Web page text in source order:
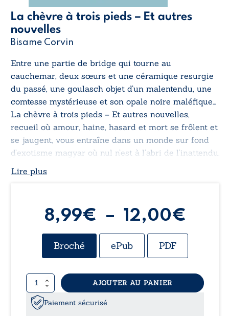
La chèvre à trois pieds – Et autres
nouvelles
Bisame Corvin
Entre une partie de bridge qui tourne au
cauchemar, deux sœurs et une céramique resurgie
du passé, une goulasch objet d’un malentendu, une
comtesse mystérieuse et son opale noire maléfique…
La chèvre à trois pieds – Et autres nouvelles,
recueil où amour, haine, hasard et mort se frôlent et
se jaugent, vous entraîne dans un monde sur fond
d’exotisme magyar où nul n’est à l’abri de l’inattendu.
Lire plus
8,99€ – 12,00€
de
Broché ePub PDF
quantité
de
La
chèvre
AJOUTER AU PANIER
Paiement sécurisé